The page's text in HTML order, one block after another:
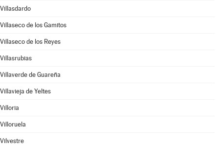
Villasdardo
Villaseco de los Gamitos
Villaseco de los Reyes
Villasrubias
Villaverde de Guareña
Villavieja de Yeltes
Villoria
Villoruela
Vilvestre